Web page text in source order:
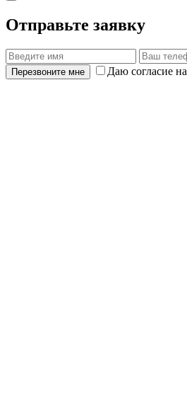
Отправьте заявку
Перезвоните мне Даю согласие на